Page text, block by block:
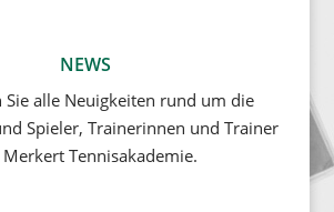
NEWS
Sie alle Neuigkeiten rund um die
Spieler, Trainerinnen und Trainer
Tennisakademie.